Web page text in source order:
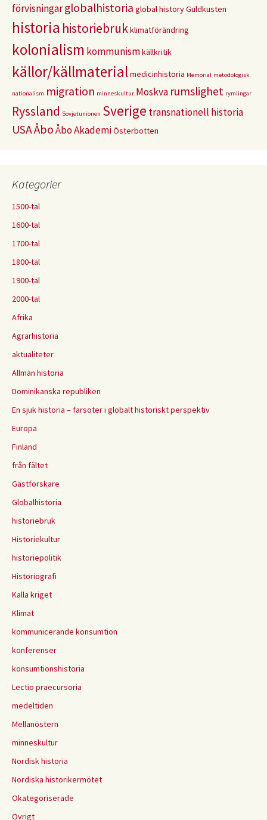
förvisningarglobalhistoria global historyGuldkusten
historia historiebrukklimatförändring
kolonialism kommunismkällkritik
källor/källmaterialmedicinhistoria Memorial metodologisk
nationalism migration minneskultur Moskva rumslighet rymlingar
Ryssland Sovjetunionen Sverige transnationell historia
USAÅboÅbo AkademiÖsterbotten
Kategorier
1500-tal
1600-tal
1700-tal
1800-tal
1900-tal
2000-tal
Afrika
Agrarhistoria
aktualiteter
Allmän historia
Dominikanska republiken
En sjuk historia – farsoter i globalt historiskt perspektiv
Europa
Finland
från fältet
Gästforskare
Globalhistoria
historiebruk
Historiekultur
historiepolitik
Historiografi
Kalla kriget
Klimat
kommunicerande konsumtion
konferenser
konsumtionshistoria
Lectio praecursoria
medeltiden
Mellanöstern
minneskultur
Nordisk historia
Nordiska historikermötet
Okategoriserade
Övrigt